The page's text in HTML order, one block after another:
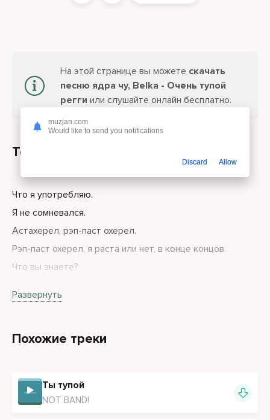
На этой странице вы можете скачать
песню ядра чу, Belka - Очень тупой
регги или слушайте онлайн бесплатно.
Текст песни
Что я употребляю.
Я не сомневался.
Астахерел, рэп-паст охерел.
Рэп-паст охерел, я раста или нет, в конце концов.
Что вы знаете?
Развернуть
Похожие треки
Ты тупой
NOT BAND!
muzjan.com
Would like to send you notifications
Discard Allow